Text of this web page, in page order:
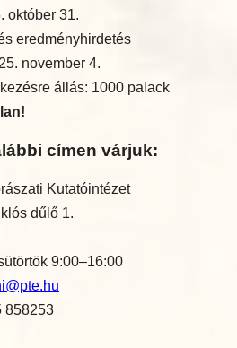
október 31.
eredményhirdetés
november 4.
állás: 1000 palack
címen várjuk:
Kutatóintézet
dűlő 1.
9:00–16:00
858253